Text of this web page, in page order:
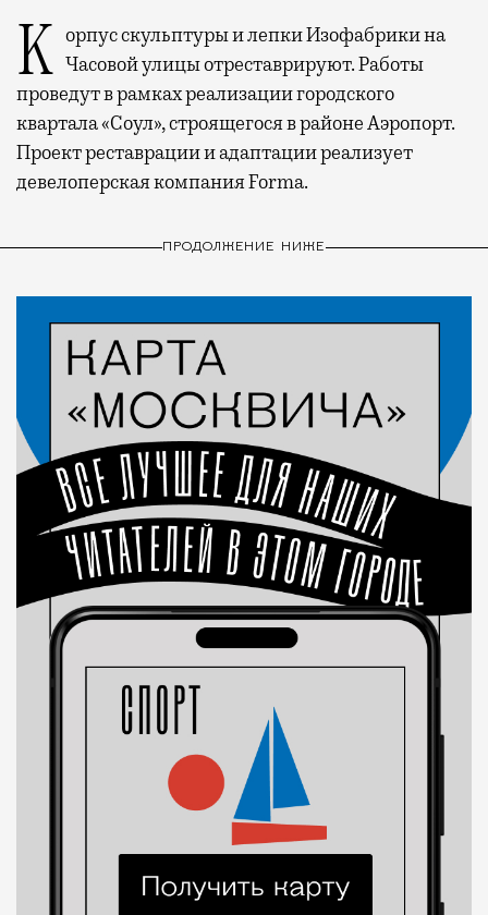
Корпус скульптуры и лепки Изофабрики на Часовой улицы отреставрируют. Работы
проведут в рамках реализации городского
квартала «Соул», строящегося в районе Аэропорт.
Проект реставрации и адаптации реализует
девелоперская компания Forma.
ПРОДОЛЖЕНИЕ НИЖЕ